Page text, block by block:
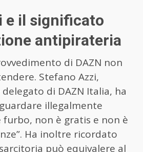
e il significato
antipirateria
di DAZN non
Stefano Azzi,
di DAZN Italia, ha
illegalmente
non è gratis e non è
Ha inoltre ricordato
può equivalere al